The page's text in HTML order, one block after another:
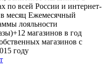
по всей России и интернет-
месяц Ежемесячный
лояльности
магазинов в год
магазинов с
году